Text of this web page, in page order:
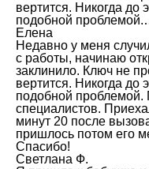
вертится. Никогда до
подобной
Елена
Недавно у меня
с работы, начинаю
заклинило. Ключ не
вертится. Никогда до
подобной
специалистов.
минут 20 после
пришлось потом его
Спасибо!
Светлана Ф.